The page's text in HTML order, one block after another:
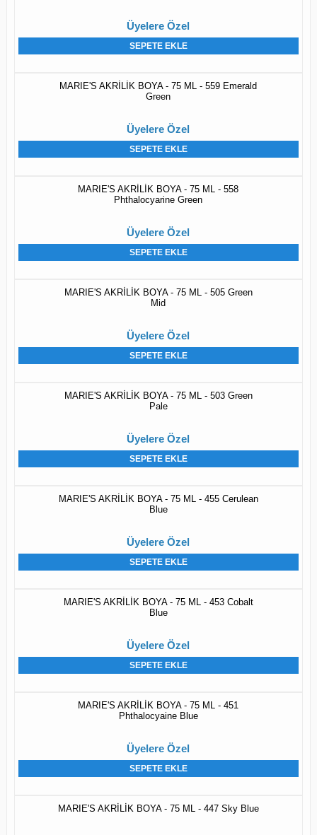
Üyelere Özel
SEPETE EKLE
MARIE'S AKRİLİK BOYA - 75 ML - 559 Emerald
Green
Üyelere Özel
SEPETE EKLE
MARIE'S AKRİLİK BOYA - 75 ML - 558
Phthalocyarine Green
Üyelere Özel
SEPETE EKLE
MARIE'S AKRİLİK BOYA - 75 ML - 505 Green
Mid
Üyelere Özel
SEPETE EKLE
MARIE'S AKRİLİK BOYA - 75 ML - 503 Green
Pale
Üyelere Özel
SEPETE EKLE
MARIE'S AKRİLİK BOYA - 75 ML - 455 Cerulean
Blue
Üyelere Özel
SEPETE EKLE
MARIE'S AKRİLİK BOYA - 75 ML - 453 Cobalt
Blue
Üyelere Özel
SEPETE EKLE
MARIE'S AKRİLİK BOYA - 75 ML - 451
Phthalocyaine Blue
Üyelere Özel
SEPETE EKLE
MARIE'S AKRİLİK BOYA - 75 ML - 447 Sky Blue